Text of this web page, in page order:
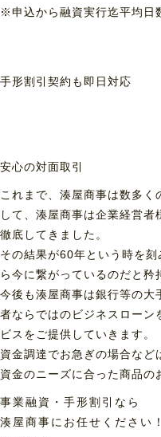
※申込から融資実行迄平均日
手形割引契約も 即日対応
安心の対面取引
これまで、湊屋商事は数多く
して、湊屋商事は企業経営
徹底してきました。
その結果が60年という時を
ら今に繋がっているのだと矜
今後も湊屋商事は銀行等の大
者ならではのビジネスローン
ビスをご提供していきます。
資金調達でお急ぎの場合な
資金のニーズに合った商品の
事業融資・手形割引なら
湊屋商事にお任せください！